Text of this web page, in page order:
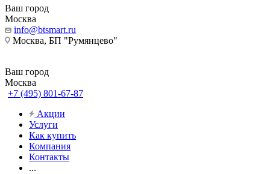
Ваш город
Москва
info@btsmart.ru
Москва, БП "Румянцево"
Ваш город
Москва
+7 (495) 801-67-87
Акции
Услуги
Как купить
Компания
Контакты
...